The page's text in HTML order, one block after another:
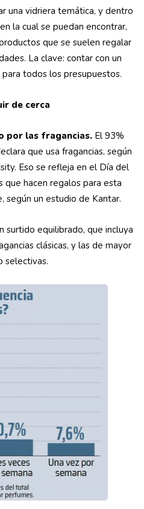
una vidriera temática, y dentro
la cual se puedan encontrar,
que se suelen regalar
La clave: contar con un
todos los presupuestos.
de cerca
por las fragancias. El 93%
que usa fragancias, según
Eso se refleja en el Día del
que hacen regalos para esta
según un estudio de Kantar.
surtido equilibrado, que incluya
clásicas, y las de mayor
selectivas.